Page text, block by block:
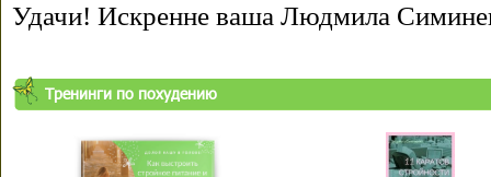
Удачи! Искренне ваша Людмила
Тренинги по похудению